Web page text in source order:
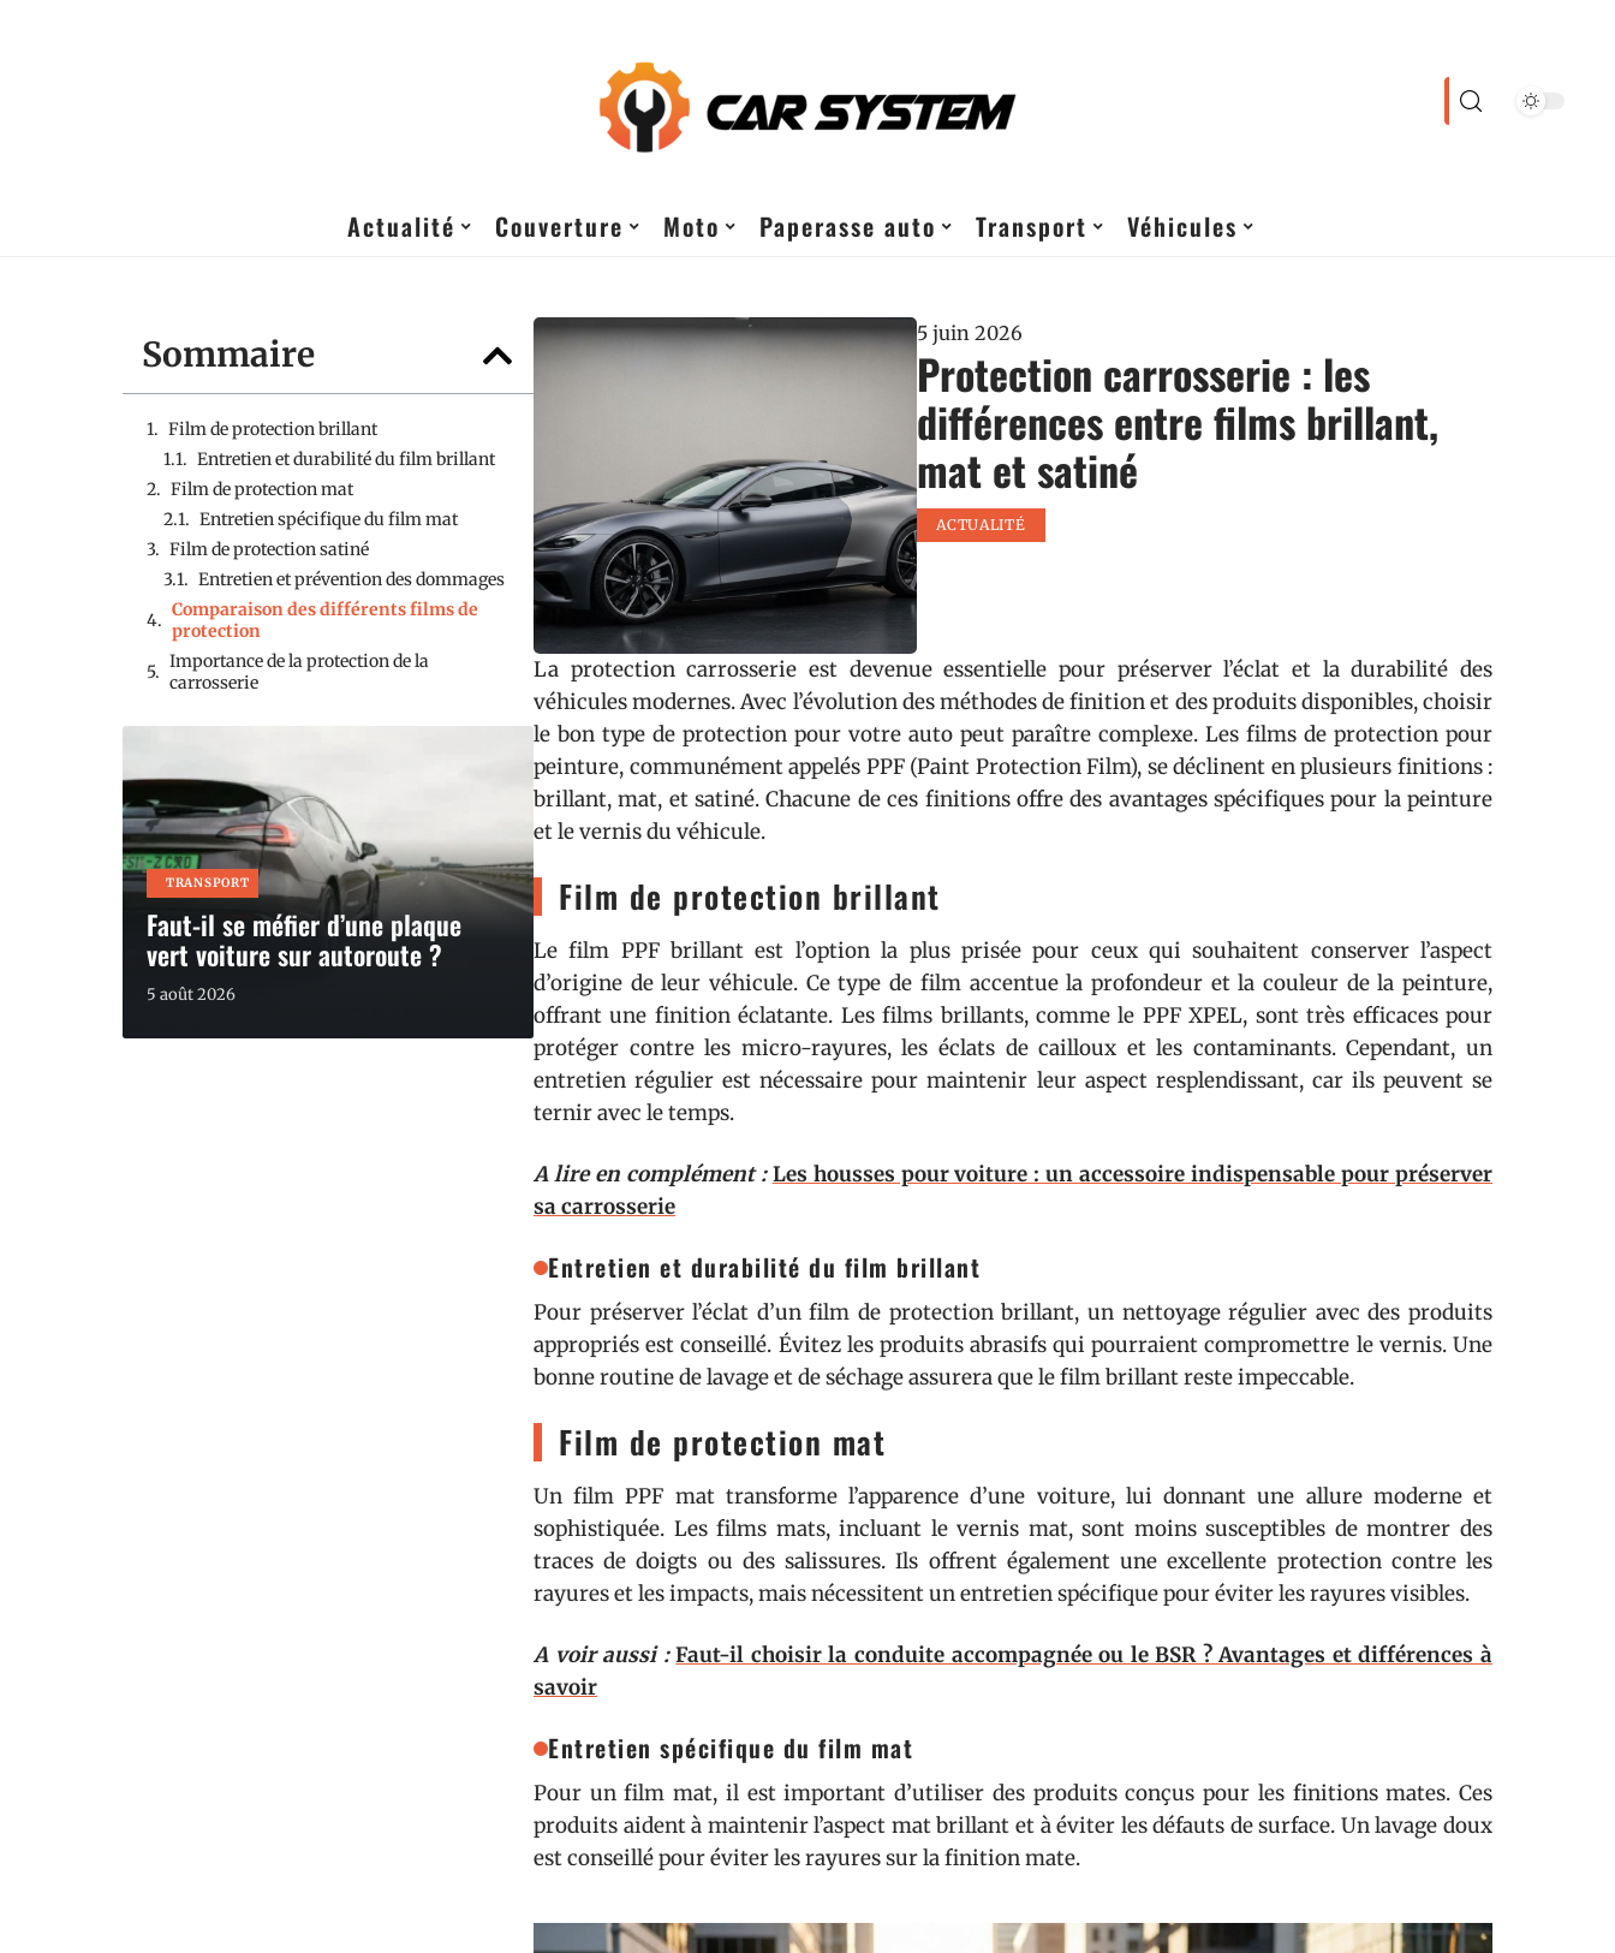
Actualité Couverture Moto Paperasse auto Transport Véhicules
Sommaire
Film de protection brillant
Entretien et durabilité du film brillant
Film de protection mat
Entretien spécifique du film mat
Film de protection satiné
Entretien et prévention des dommages
Comparaison des différents films de
protection
Importance de la protection de la
carrosserie
TRANSPORT
Faut-il se méfier d’une plaque
vert voiture sur autoroute ?
5 août 2026
5 juin 2026
Protection carrosserie : les
différences entre films brillant,
mat et satiné
ACTUALITÉ
La protection carrosserie est devenue essentielle pour préserver l’éclat et la durabilité des
véhicules modernes. Avec l’évolution des méthodes de finition et des produits disponibles, choisir
le bon type de protection pour votre auto peut paraître complexe. Les films de protection pour
peinture, communément appelés PPF (Paint Protection Film), se déclinent en plusieurs finitions :
brillant, mat, et satiné. Chacune de ces finitions offre des avantages spécifiques pour la peinture
et le vernis du véhicule.
Film de protection brillant
Le film PPF brillant est l’option la plus prisée pour ceux qui souhaitent conserver l’aspect
d’origine de leur véhicule. Ce type de film accentue la profondeur et la couleur de la peinture,
offrant une finition éclatante. Les films brillants, comme le PPF XPEL, sont très efficaces pour
protéger contre les micro-rayures, les éclats de cailloux et les contaminants. Cependant, un
entretien régulier est nécessaire pour maintenir leur aspect resplendissant, car ils peuvent se
ternir avec le temps.
A lire en complément : Les housses pour voiture : un accessoire indispensable pour préserver
sa carrosserie
Entretien et durabilité du film brillant
Pour préserver l’éclat d’un film de protection brillant, un nettoyage régulier avec des produits
appropriés est conseillé. Évitez les produits abrasifs qui pourraient compromettre le vernis. Une
bonne routine de lavage et de séchage assurera que le film brillant reste impeccable.
Film de protection mat
Un film PPF mat transforme l’apparence d’une voiture, lui donnant une allure moderne et
sophistiquée. Les films mats, incluant le vernis mat, sont moins susceptibles de montrer des
traces de doigts ou des salissures. Ils offrent également une excellente protection contre les
rayures et les impacts, mais nécessitent un entretien spécifique pour éviter les rayures visibles.
A voir aussi : Faut-il choisir la conduite accompagnée ou le BSR ? Avantages et différences à
savoir
Entretien spécifique du film mat
Pour un film mat, il est important d’utiliser des produits conçus pour les finitions mates. Ces
produits aident à maintenir l’aspect mat brillant et à éviter les défauts de surface. Un lavage doux
est conseillé pour éviter les rayures sur la finition mate.